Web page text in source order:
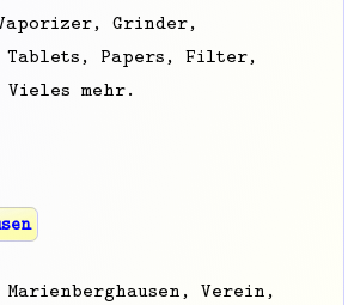
Grinder,
Tablets, Papers, Filter,
mehr.
Marienberghausen, Verein,